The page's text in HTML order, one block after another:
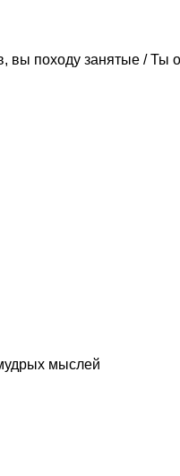
походу занятые /
мыслей